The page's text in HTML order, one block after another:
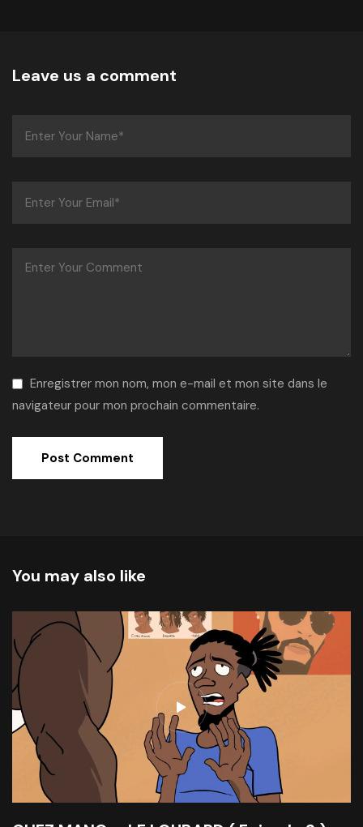
Leave us a comment
Enregistrer mon nom, mon e-mail et mon site dans le
navigateur pour mon prochain commentaire.
You may also like